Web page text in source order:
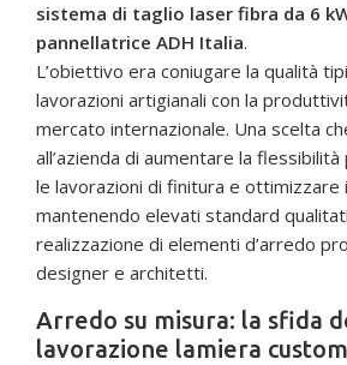
sistema di taglio laser fibra da 6
pannellatrice ADH Italia.
L’obiettivo era coniugare la qualità
lavorazioni artigianali con la
mercato internazionale. Una scelta
all’azienda di aumentare la
le lavorazioni di finitura e ottimizzare
mantenendo elevati standard
realizzazione di elementi d’arredo
designer e architetti.
Arredo su misura: la sfida
lavorazione lamiera custom